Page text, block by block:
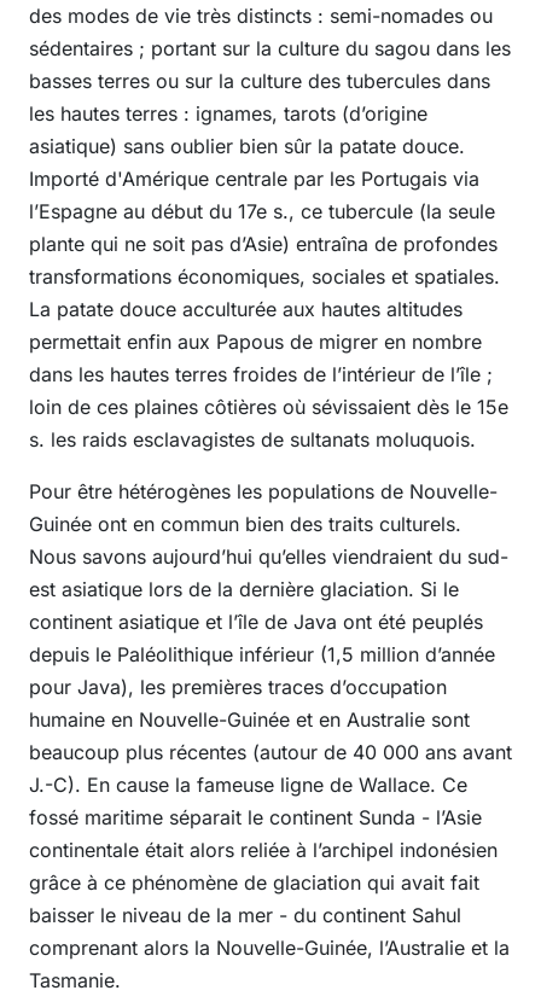
des modes de vie très distincts : semi-nomades ou
sédentaires ; portant sur la culture du sagou dans les
basses terres ou sur la culture des tubercules dans
les hautes terres : ignames, tarots (d’origine
asiatique) sans oublier bien sûr la patate douce.
Importé d'Amérique centrale par les Portugais via
l’Espagne au début du 17e s., ce tubercule (la seule
plante qui ne soit pas d’Asie) entraîna de profondes
transformations économiques, sociales et spatiales.
La patate douce acculturée aux hautes altitudes
permettait enfin aux Papous de migrer en nombre
dans les hautes terres froides de l’intérieur de l’île ;
loin de ces plaines côtières où sévissaient dès le 15e
s. les raids esclavagistes de sultanats moluquois.
Pour être hétérogènes les populations de Nouvelle-
Guinée ont en commun bien des traits culturels.
Nous savons aujourd’hui qu’elles viendraient du sud-
est asiatique lors de la dernière glaciation. Si le
continent asiatique et l’île de Java ont été peuplés
depuis le Paléolithique inférieur (1,5 million d’année
pour Java), les premières traces d’occupation
humaine en Nouvelle-Guinée et en Australie sont
beaucoup plus récentes (autour de 40 000 ans avant
J.-C). En cause la fameuse ligne de Wallace. Ce
fossé maritime séparait le continent Sunda - l’Asie
continentale était alors reliée à l’archipel indonésien
grâce à ce phénomène de glaciation qui avait fait
baisser le niveau de la mer - du continent Sahul
comprenant alors la Nouvelle-Guinée, l’Australie et la
Tasmanie.